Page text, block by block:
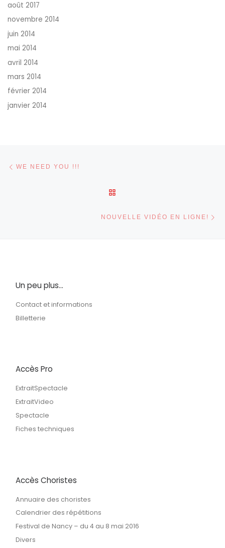
août 2017
novembre 2014
juin 2014
mai 2014
avril 2014
mars 2014
février 2014
janvier 2014
Parcourir les articles
WE NEED YOU !!!
NOUVELLE VIDÉO EN LIGNE!
Un peu plus…
Contact et informations
Billetterie
Accès Pro
ExtraitSpectacle
ExtraitVideo
Spectacle
Fiches techniques
Accès Choristes
Annuaire des choristes
Calendrier des répétitions
Festival de Nancy – du 4 au 8 mai 2016
Divers